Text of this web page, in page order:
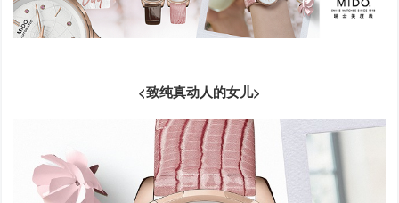
<致纯真动人的女儿>